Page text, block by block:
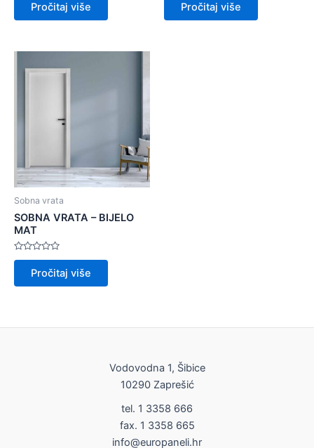
5
Pročitaj više
5
Pročitaj više
Sobna vrata
SOBNA VRATA – BIJELO
MAT
Ocijenjeno
5
Pročitaj više
Vodovodna 1, Šibice
10290 Zaprešić
tel. 1 3358 666
fax. 1 3358 665
info@europaneli.hr